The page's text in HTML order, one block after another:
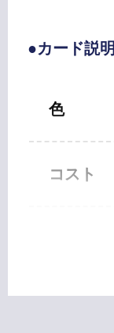
●カード説明
色
コスト